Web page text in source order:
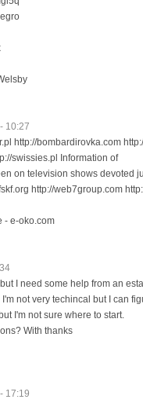
10:27
http://bombardirovka.com
swissies.pl Information of
on television shows devoted
http://web7group.com
- e-oko.com
I need some help from an
not very techincal but I can
I'm not sure where to start.
With thanks
17:19